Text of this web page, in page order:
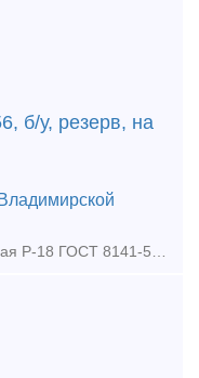
б/у, резерв, на
Владимирской
Накладка железнодорожная стыковая Р-18 ГОСТ 8141-56, для узкоколейных рельсов Р-18 б/у, восстановленная. Отгрузка: транспортной компанией или самовывоз Оплата: безналичный расчет, наличные, по факту